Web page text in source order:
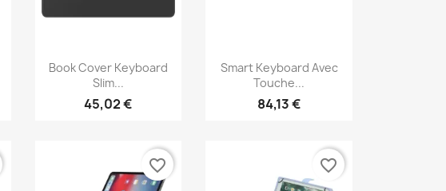
Aperçu rapide
Book Cover Keyboard
Slim...
45,02 €
Aperçu rapide
Smart Keyboard Avec
Touche...
84,13 €
favorite_border favorite_border